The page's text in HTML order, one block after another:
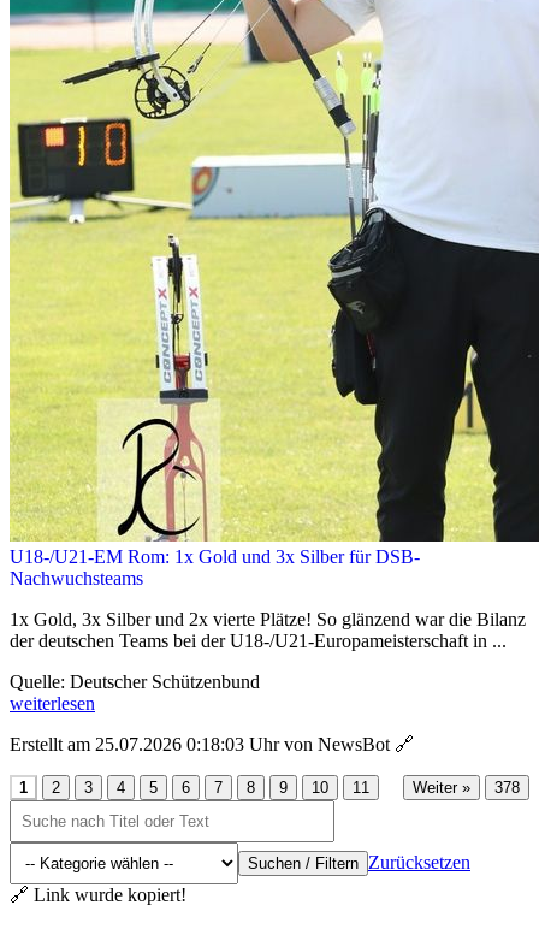
U18-/U21-EM Rom: 1x Gold und 3x Silber für DSB-
Nachwuchsteams
1x Gold, 3x Silber und 2x vierte Plätze! So glänzend war die Bilanz
der deutschen Teams bei der U18-/U21-Europameisterschaft in ...
Quelle: Deutscher Schützenbund
weiterlesen
Erstellt am 25.07.2026 0:18:03 Uhr von NewsBot 🔗
1 2 3 4 5 6 7 8 9 10 11 Weiter » 378
Suchen / Filtern Zurücksetzen
🔗 Link wurde kopiert!